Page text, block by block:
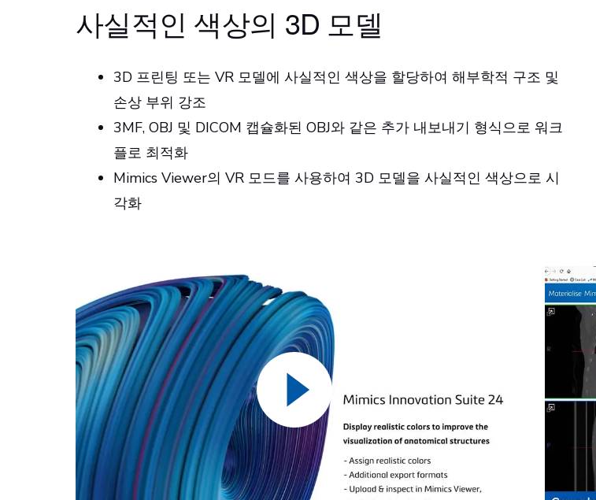
사실적인 색상의 3D 모델
3D 프린팅 또는 VR 모델에 사실적인 색상을 할당하여 해부학적 구조 및
손상 부위 강조
3MF, OBJ 및 DICOM 캡슐화된 OBJ와 같은 추가 내보내기 형식으로 워크
플로 최적화
Mimics Viewer의 VR 모드를 사용하여 3D 모델을 사실적인 색상으로 시
각화